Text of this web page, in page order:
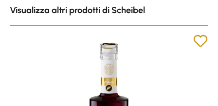
Visualizza altri prodotti di Scheibel